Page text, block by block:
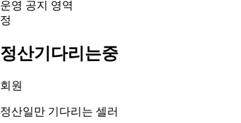
운영 공지 영역
정
정산기다리는중
회원
정산일만 기다리는 셀러